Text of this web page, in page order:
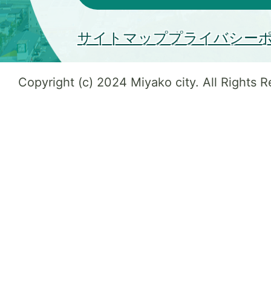
サイトマッププライバシー
Copyright (c) 2024 Miyako city. All Rights